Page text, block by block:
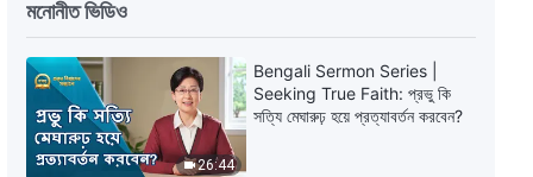
10:08
মনোনীত ভিডিও
26:44
Bengali Sermon Series |
Seeking True Faith: প্রভু কি
সত্যি মেঘারুঢ় হয়ে প্রত্যাবর্তন করবেন?